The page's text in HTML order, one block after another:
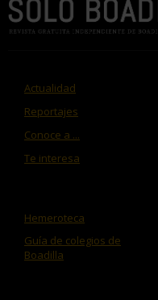
Actualidad
Reportajes
Conoce a ...
Te interesa
Hemeroteca
Guía de colegios de
Boadilla